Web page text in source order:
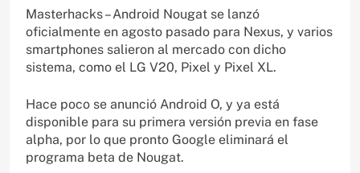
Masterhacks – Android Nougat se lanzó
oficialmente en agosto pasado para Nexus, y varios
smartphones salieron al mercado con dicho
sistema, como el LG V20, Pixel y Pixel XL.
Hace poco se anunció Android O, y ya está
disponible para su primera versión previa en fase
alpha, por lo que pronto Google eliminará el
programa beta de Nougat.